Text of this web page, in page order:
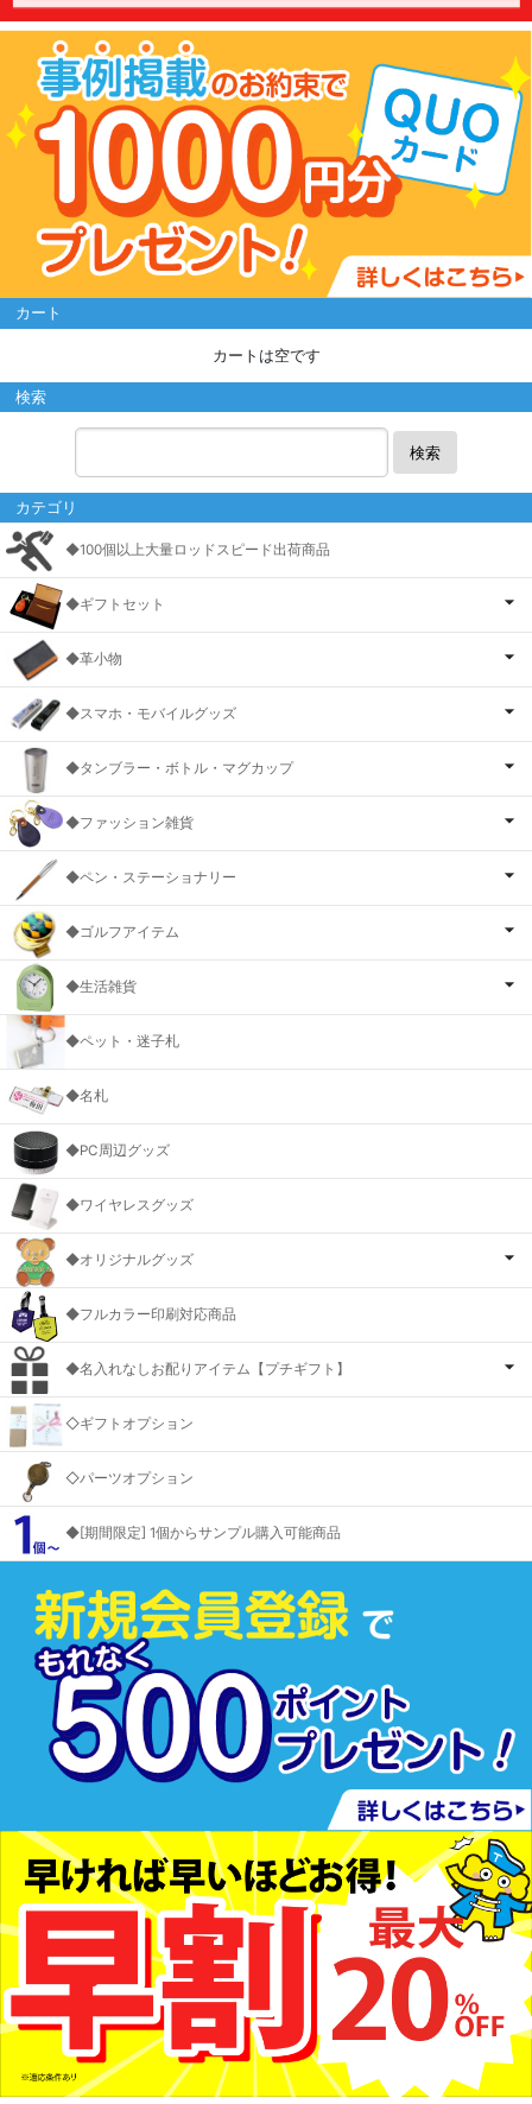
カート
カートは空です
検索
検索
カテゴリ
◆100個以上大量ロッドスピード出荷商品
◆ギフトセット
◆革小物
◆スマホ・モバイルグッズ
◆タンブラー・ボトル・マグカップ
◆ファッション雑貨
◆ペン・ステーショナリー
◆ゴルフアイテム
◆生活雑貨
◆ペット・迷子札
◆名札
◆PC周辺グッズ
◆ワイヤレスグッズ
◆オリジナルグッズ
◆フルカラー印刷対応商品
◆名入れなしお配りアイテム【プチギフト】
◇ギフトオプション
◇パーツオプション
◆[期間限定] 1個からサンプル購入可能商品